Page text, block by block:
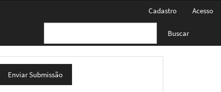
Cadastro Acesso
Buscar
Enviar Submissão